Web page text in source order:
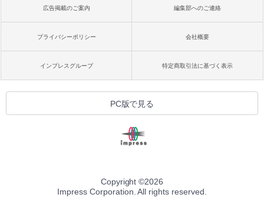
広告掲載のご案内 編集部へのご連絡
プライバシーポリシー 会社概要
インプレスグループ 特定商取引法に基づく表示
PC版で見る
Copyright ©2026
Impress Corporation. All rights reserved.